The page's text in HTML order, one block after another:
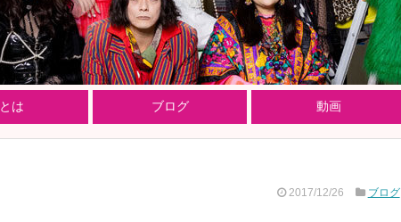
とは ブログ 動画
2017/12/26 ブログ